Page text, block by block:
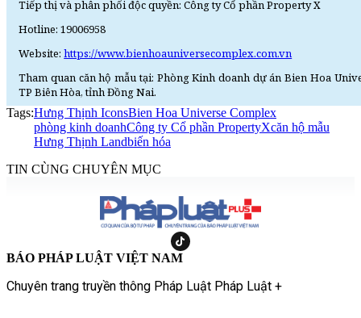
Tiếp thị và phân phối độc quyền: Công ty Cổ phần Property X
Hotline: 19006958
Website:https://www.bienhoauniversecomplex.com.vn
Tham quan căn hộ mẫu tại: Phòng Kinh doanh dự án Bien Hoa
TP Biên Hòa, tỉnh Đồng Nai.
Tags:Hưng Thịnh IconsBien Hoa Universe Complex
phòng kinh doanhCông ty Cổ phần PropertyXcăn hộ mẫu
Hưng Thịnh Landbiến hóa
TIN CÙNG CHUYÊN MỤC
BÁO PHÁP LUẬT VIỆT NAM
Chuyên trang truyền thông Pháp Luật Pháp Luật +